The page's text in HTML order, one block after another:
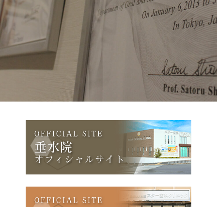
OFFICIAL SITE
垂水院
オフィシャルサイト
OFFICIAL SITE